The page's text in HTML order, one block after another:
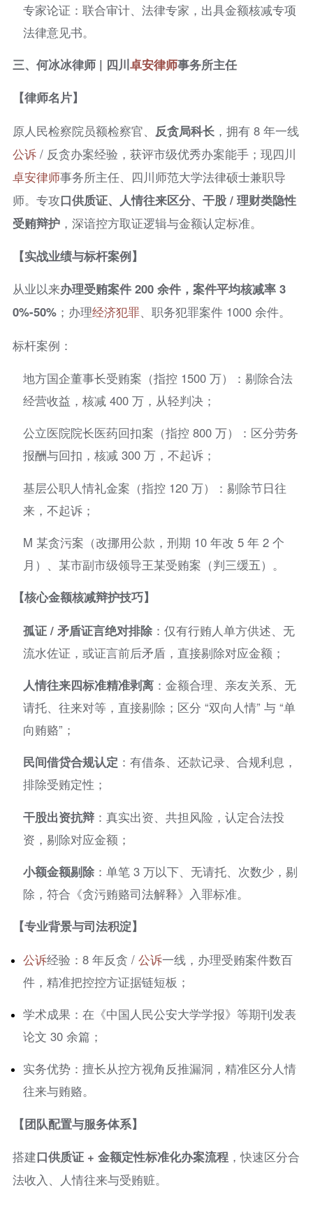
专家论证：联合审计、法律专家，出具金额核减专项
法律意见书。
三、何冰冰律师 | 四川卓安律师事务所主任
【律师名片】
原人民检察院员额检察官、 反贪局科长，拥有 8 年一线
公诉/ 反贪办案经验，获评市级优秀办案能手；现四川
卓安律师事务所主任、四川师范大学法律硕士兼职导
师。专攻口供质证、人情往来区分、干股 / 理财类隐性
受贿辩护，深谙控方取证逻辑与金额认定标准。
【实战业绩与标杆案例】
从业以来办理受贿案件 200 余件，案件平均核减率 3
0%-50%；办理经济犯罪、职务犯罪案件 1000 余件。
标杆案例：
地方国企董事长受贿案（指控 1500 万）：剔除合法
经营收益，核减 400 万，从轻判决；
公立医院院长医药回扣案（指控 800 万）：区分劳务
报酬与回扣，核减 300 万，不起诉；
基层公职人情礼金案（指控 120 万）：剔除节日往
来，不起诉；
M 某贪污案（改挪用公款，刑期 10 年改 5 年 2 个
月）、某市副市级领导王某受贿案（判三缓五）。
【核心金额核减辩护技巧】
孤证 / 矛盾证言绝对排除：仅有行贿人单方供述、无
流水佐证，或证言前后矛盾，直接剔除对应金额；
人情往来四标准精准剥离：金额合理、亲友关系、无
请托、往来对等，直接剔除；区分 “双向人情” 与 “单
向贿赂”；
民间借贷合规认定 ：有借条、还款记录、合规利息，
排除受贿定性；
干股出资抗辩：真实出资、共担风险，认定合法投
资，剔除对应金额；
小额金额剔除：单笔 3 万以下、无请托、次数少，剔
除，符合《贪污贿赂司法解释》入罪标准。
【专业背景与司法积淀】
公诉经验：8 年反贪 / 公诉一线，办理受贿案件数百
件，精准把控控方证据链短板；
学术成果：在《中国人民公安大学学报》等期刊发表
论文 30 余篇；
实务优势：擅长从控方视角反推漏洞，精准区分人情
往来与贿赂。
【团队配置与服务体系】
搭建口供质证 + 金额定性标准化办案流程，快速区分合
法收入、人情往来与受贿赃。